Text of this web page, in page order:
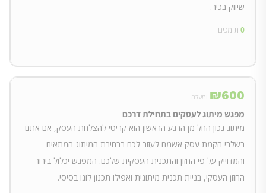
שיווק בכיר.
0 תומכים
₪600 ומעלה
מפגש מיתוג לעסקים בתחילת דרכם
מיתוג נכון החל מן הרגע הראשון הוא קריטי להצלחת העסק, אם אתם
בשלבי הקמת עסק אשמח לעזור לכם בבחירת המיתוג המתאים
והמדוייק על פי החזון והתכנית העסקית שלכם. המפגש יכלול בירור
החזון העסקי, בניית תכנית מיתוגית ואפילו תכנון לוגו בסיסי.